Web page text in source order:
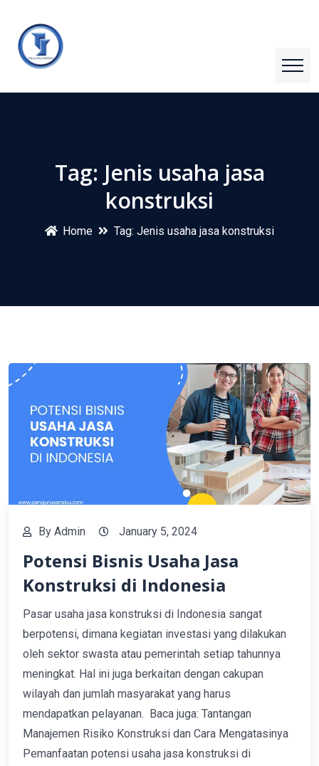
Tag: Jenis usaha jasa
konstruksi
Home Tag: Jenis usaha jasa konstruksi
By Admin January 5, 2024
Potensi Bisnis Usaha Jasa
Konstruksi di Indonesia
Pasar usaha jasa konstruksi di Indonesia sangat
berpotensi, dimana kegiatan investasi yang dilakukan
oleh sektor swasta atau pemerintah setiap tahunnya
meningkat. Hal ini juga berkaitan dengan cakupan
wilayah dan jumlah masyarakat yang harus
mendapatkan pelayanan. Baca juga: Tantangan
Manajemen Risiko Konstruksi dan Cara Mengatasinya
Pemanfaatan potensi usaha jasa konstruksi di